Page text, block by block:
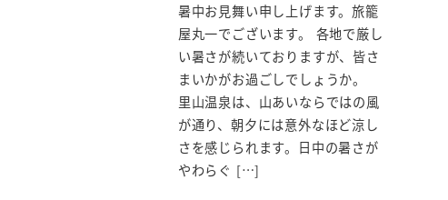
暑中お見舞い申し上げます。旅籠
屋丸一でございます。 各地で厳し
い暑さが続いておりますが、皆さ
まいかがお過ごしでしょうか。
里山温泉は、山あいならではの風
が通り、朝夕には意外なほど涼し
さを感じられます。日中の暑さが
やわらぐ […]